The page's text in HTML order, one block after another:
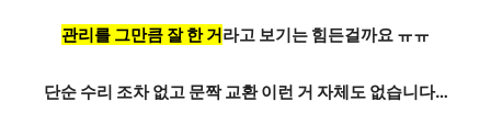
관리를 그만큼 잘 한 거라고 보기는 힘든걸까요 ㅠㅠ
단순 수리 조차 없고 문짝 교환 이런 거 자체도 없습니다…